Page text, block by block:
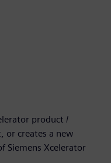
product /
or creates a new
Siemens Xcelerator